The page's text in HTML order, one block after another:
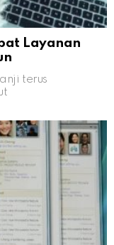
Layanan
terus